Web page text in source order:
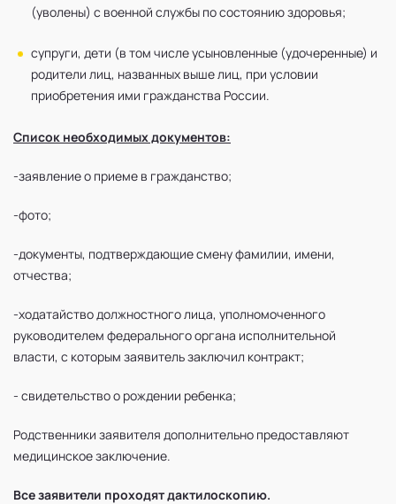
(уволены) с военной службы по состоянию здоровья;
супруги, дети (в том числе усыновленные (удочеренные) и
родители лиц, названных выше лиц, при условии
приобретения ими гражданства России.
Список необходимых документов:
-заявление о приеме в гражданство;
-фото;
-документы, подтверждающие смену фамилии, имени,
отчества;
-ходатайство должностного лица, уполномоченного
руководителем федерального органа исполнительной
власти, с которым заявитель заключил контракт;
- свидетельство о рождении ребенка;
Родственники заявителя дополнительно предоставляют
медицинское заключение.
Все заявители проходят дактилоскопию.